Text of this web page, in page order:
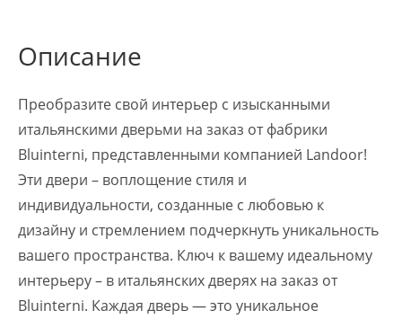
Описание
Преобразите свой интерьер с изысканными
итальянскими дверьми на заказ от фабрики
Bluinterni, представленными компанией Landoor!
Эти двери – воплощение стиля и
индивидуальности, созданные с любовью к
дизайну и стремлением подчеркнуть уникальность
вашего пространства. Ключ к вашему идеальному
интерьеру – в итальянских дверях на заказ от
Bluinterni. Каждая дверь — это уникальное